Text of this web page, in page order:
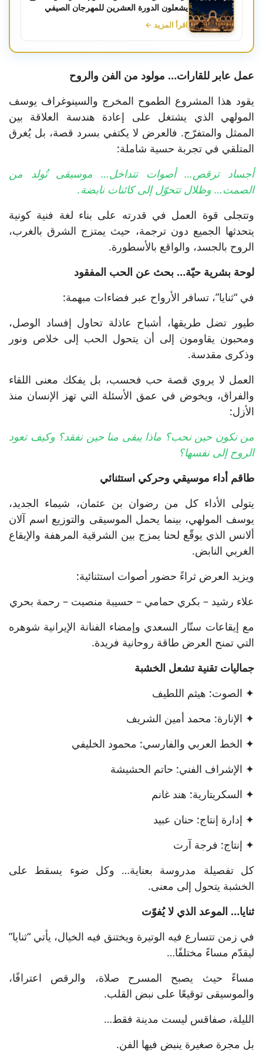
يشعلون الدورة العشرين للمهرجان الصيفي
اقرأ المزيد ←
عمل عابر للقارات… مولود من الفن والروح
يقود هذا المشروع الطموح المخرج والسينوغراف يوسف
المولهي الذي يشتغل على إعادة هندسة العلاقة بين
الممثل والمتفرّج. فالعرض لا يكتفي بسرد قصة، بل يُغرق
المتلقي في تجربة حسية شاملة:
أجساد ترقص… أصوات تتداخل… موسيقى تُولد من
الصمت… وظلال تتحوّل إلى كائنات نابضة.
وتتجلى قوة العمل في قدرته على بناء لغة فنية كونية
يتحدثها الجميع دون ترجمة، حيث يمتزج الشرق بالغرب،
الروح بالجسد، والواقع بالأسطورة.
لوحة بشرية حيّة… بحث عن الحب المفقود
في “ثنايا”، تسافر الأرواح عبر فضاءات مبهمة:
طيور تضل طريقها، أشباح عاذلة تحاول إفساد الوصل،
ومحبون يقاومون إلى أن يتحول الحب إلى خلاص ونور
وذكرى مقدسة.
العمل لا يروي قصة حب فحسب، بل يفكك معنى اللقاء
والفراق، ويخوض في عمق الأسئلة التي تهز الإنسان منذ
الأزل:
من نكون حين نحب؟ ماذا يبقى منا حين نفقد؟ وكيف تعود
الروح إلى نفسها؟
طاقم أداء موسيقي وحركي استثنائي
يتولى الأداء كل من رضوان بن عثمان، شيماء الجديد،
يوسف المولهي، بينما يحمل الموسيقى والتوزيع اسم آلان
ألانس الذي يوقّع لحنا يمزج بين الشرقية المرهفة والإيقاع
الغربي النابض.
ويزيد العرض ثراءً حضور أصوات استثنائية:
علاء رشيد – بكري حمامي – حسيبة منصيت – رحمة بحري
مع إيقاعات ستّار السعدي وإمضاء الفنانة الإيرانية شوهره
التي تمنح العرض طاقة روحانية فريدة.
جماليات تقنية تشعل الخشبة
✦ الصوت: هيثم اللطيف
✦ الإنارة: محمد أمين الشريف
✦ الخط العربي والفارسي: محمود الخليفي
✦ الإشراف الفني: حاتم الحشيشة
✦ السكريتارية: هند غانم
✦ إدارة إنتاج: حنان عبيد
✦ إنتاج: فرجة آرت
كل تفصيلة مدروسة بعناية… وكل ضوء يسقط على
الخشبة يتحول إلى معنى.
ثنايا… الموعد الذي لا يُفوّت
في زمن تتسارع فيه الوتيرة ويختنق فيه الخيال، يأتي “ثنايا”
ليقدّم مساءً مختلفًا…
مساءً حيث يصبح المسرح صلاة، والرقص اعترافًا،
والموسيقى توقيعًا على نبض القلب.
الليلة، صفاقس ليست مدينة فقط…
بل مجرة صغيرة ينبض فيها الفن.